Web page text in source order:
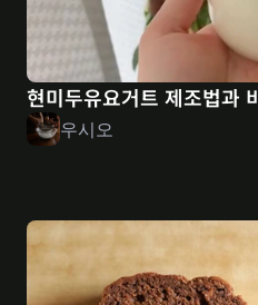
현미두유요거트 제조법과
우시오